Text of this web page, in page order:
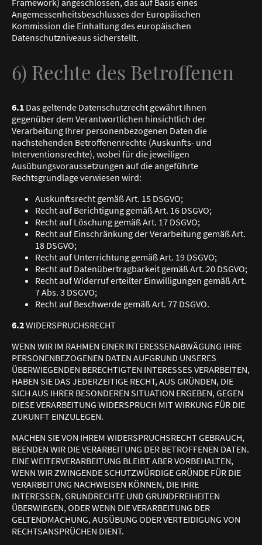
Angemessenheitsbeschlusses der Europäischen
Kommission die Einhaltung des europäischen
Datenschutzniveaus sicherstellt.
6) Rechte des Betroffenen
6.1 Das geltende Datenschutzrecht gewährt Ihnen
gegenüber dem Verantwortlichen hinsichtlich der
Verarbeitung Ihrer personenbezogenen Daten die
nachstehenden Betroffenenrechte (Auskunfts- und
Interventionsrechte), wobei für die jeweiligen
Ausübungsvoraussetzungen auf die angeführte
Rechtsgrundlage verwiesen wird:
Auskunftsrecht gemäß Art. 15 DSGVO;
Recht auf Berichtigung gemäß Art. 16 DSGVO;
Recht auf Löschung gemäß Art. 17 DSGVO;
Recht auf Einschränkung der Verarbeitung gemäß Art.
18 DSGVO;
Recht auf Unterrichtung gemäß Art. 19 DSGVO;
Recht auf Datenübertragbarkeit gemäß Art. 20 DSGVO;
Recht auf Widerruf erteilter Einwilligungen gemäß Art.
7 Abs. 3 DSGVO;
Recht auf Beschwerde gemäß Art. 77 DSGVO.
6.2WIDERSPRUCHSRECHT
WENN WIR IM RAHMEN EINER INTERESSENABWÄGUNG IHRE
PERSONENBEZOGENEN DATEN AUFGRUND UNSERES
ÜBERWIEGENDEN BERECHTIGTEN INTERESSES VERARBEITEN,
HABEN SIE DAS JEDERZEITIGE RECHT, AUS GRÜNDEN, DIE
SICH AUS IHRER BESONDEREN SITUATION ERGEBEN, GEGEN
DIESE VERARBEITUNG WIDERSPRUCH MIT WIRKUNG FÜR DIE
ZUKUNFT EINZULEGEN.
MACHEN SIE VON IHREM WIDERSPRUCHSRECHT GEBRAUCH,
BEENDEN WIR DIE VERARBEITUNG DER BETROFFENEN DATEN.
EINE WEITERVERARBEITUNG BLEIBT ABER VORBEHALTEN,
WENN WIR ZWINGENDE SCHUTZWÜRDIGE GRÜNDE FÜR DIE
VERARBEITUNG NACHWEISEN KÖNNEN, DIE IHRE
INTERESSEN, GRUNDRECHTE UND GRUNDFREIHEITEN
ÜBERWIEGEN, ODER WENN DIE VERARBEITUNG DER
GELTENDMACHUNG, AUSÜBUNG ODER VERTEIDIGUNG VON
RECHTSANSPRÜCHEN DIENT.